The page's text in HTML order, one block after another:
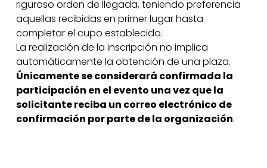
riguroso orden de llegada, teniendo preferencia
aquellas recibidas en primer lugar hasta
completar el cupo establecido.
La realización de la inscripción no implica
automáticamente la obtención de una plaza.
Únicamente se considerará confirmada la
participación en el evento una vez que la
solicitante reciba un correo electrónico de
confirmación por parte de la organización.